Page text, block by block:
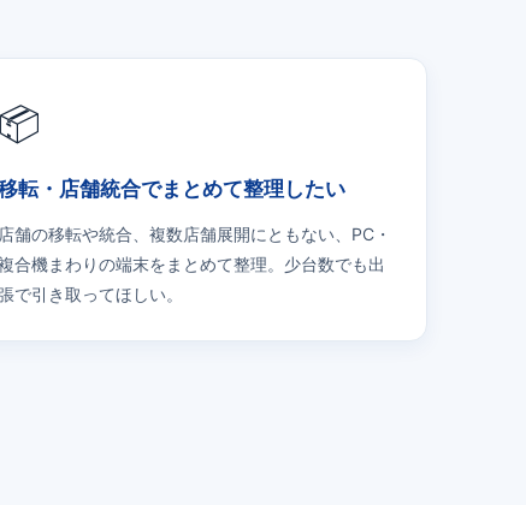
📦
転・店舗統合でまとめて整理したい
店舗の移転や統合、複数店舗展開にともない、PC・
合機まわりの端末をまとめて整理。少台数でも出
で引き取ってほしい。